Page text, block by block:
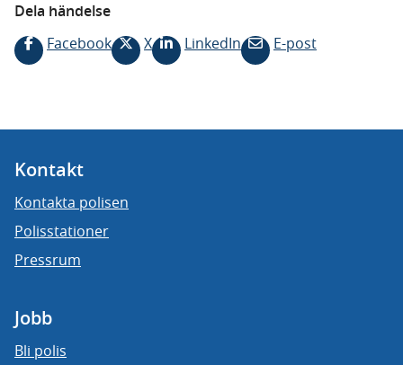
Dela händelse
Facebook
X LinkedIn E-post
Kontakt
Kontakta polisen
Polisstationer
Pressrum
Jobb
Bli polis